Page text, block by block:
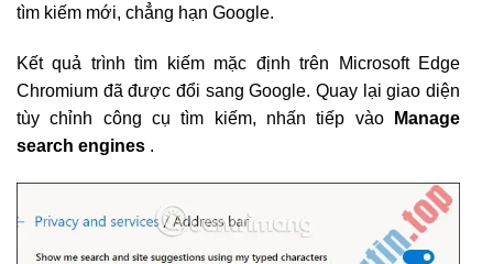
tìm kiếm mới, chẳng hạn Google.
Kết quả trình tìm kiếm mặc định trên Microsoft Edge
Chromium đã được đổi sang Google. Quay lại giao diện
tùy chỉnh công cụ tìm kiếm, nhấn tiếp vào
Manage
search engines .